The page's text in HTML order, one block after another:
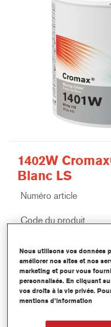
1402W
Blanc LS
Numéro article
Code du produit
Nous utilisons vos données
améliorer nos sites et nos
marketing et pour vous
personnalisés. En cliquant
vos droits à la vie privée.
mentions d’information